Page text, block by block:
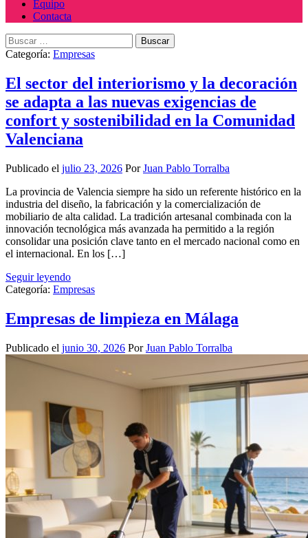
Equipo
Contacta
Buscar:
Categoría: Empresas
El sector del interiorismo y la decoración
se adapta a las nuevas exigencias de
confort y sostenibilidad en la Comunidad
Valenciana
Publicado el julio 23, 2026 PorJuan Pablo Torralba
La provincia de Valencia siempre ha sido un referente histórico en la
industria del diseño, la fabricación y la comercialización de
mobiliario de alta calidad. La tradición artesanal combinada con la
innovación tecnológica más avanzada ha permitido a la región
consolidar una posición clave tanto en el mercado nacional como en
el internacional. En los […]
Seguir leyendo
Categoría: Empresas
Empresas de limpieza en Málaga
Publicado el junio 30, 2026 PorJuan Pablo Torralba